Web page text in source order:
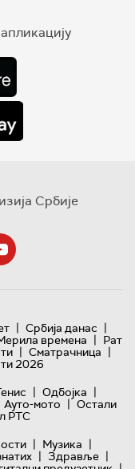
Србије
| Србија данас |
времена | Рат
| Сматрачница |
2026
| Одбојка |
Ауто-мото | Остали
РТС
| Музика |
| Здравље |